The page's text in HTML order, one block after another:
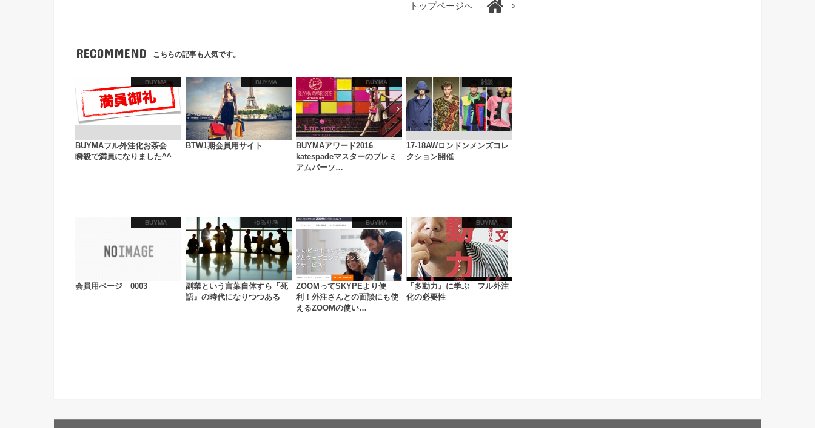
トップページへ
RECOMMEND こちらの記事も人気です。
BUYMA
BUYMAフル外注化お茶会
瞬殺で満員になりました^^
BUYMA
BTW1期会員用サイト
BUYMA
BUYMAアワード2016
katespadeマスターのプレミ
アムパーソ…
雑談
17-18AWロンドンメンズコレ
クション開催
BUYMA
会員用ページ 0003
ゆるり考
副業という言葉自体すら『死
語』の時代になりつつある
BUYMA
ZOOMってSKYPEより便
利！外注さんとの面談にも使
えるZOOMの使い…
BUYMA
『多動力』に学ぶ フル外注
化の必要性